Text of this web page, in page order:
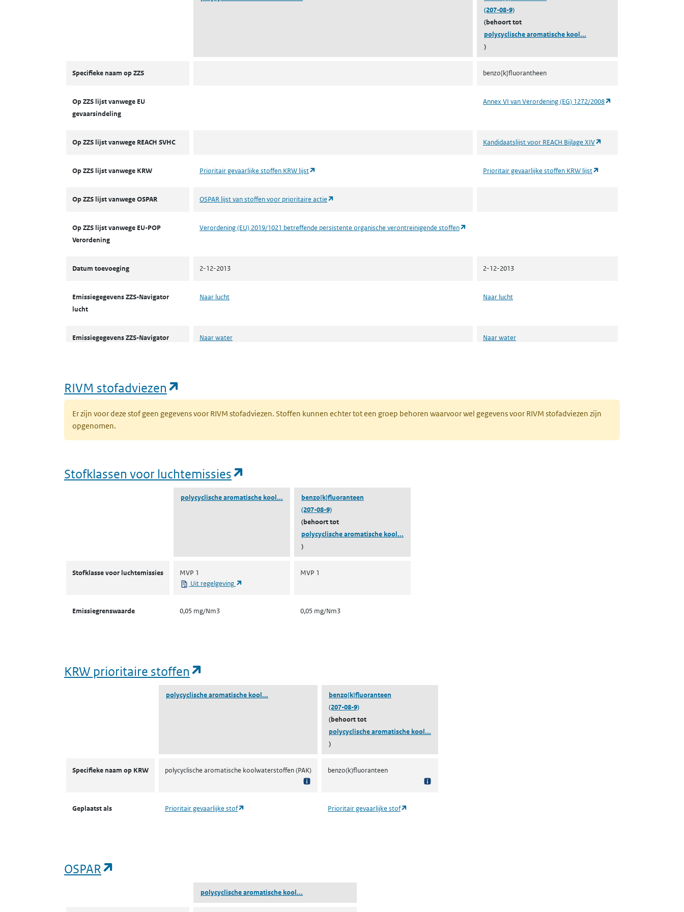
(207-08-9)
(behoort tot
polycyclische aromatische kool...
)
Specifieke naam op ZZS benzo[k]fluorantheen
Op ZZS lijst vanwege EU
gevaarsindeling
Annex VI van Verordening (EG) 1272/2008
Op ZZS lijst vanwege REACH SVHC Kandidaatslijst voor REACH Bijlage XIV
Op ZZS lijst vanwege KRW Prioritair gevaarlijke stoffen KRW lijst Prioritair gevaarlijke stoffen KRW lijst
Op ZZS lijst vanwege OSPAR OSPAR lijst van stoffen voor prioritaire actie
Op ZZS lijst vanwege EU-POP
Verordening
Verordening (EU) 2019/1021 betreffende persistente organische verontreinigende stoffen
Datum toevoeging 2-12-2013 2-12-2013
Emissiegegevens ZZS-Navigator
lucht
Naar lucht Naar lucht
Emissiegegevens ZZS-Navigator
Naar water Naar water
RIVM stofadviezen
Er zijn voor deze stof geen gegevens voor RIVM stofadviezen. Stoffen kunnen echter tot een groep behoren waarvoor wel gegevens voor RIVM stofadviezen zijn
opgenomen.
Stofklassen voor luchtemissies
polycyclische aromatische kool... (polycyclische aromatische koolwaterstoffen)
benzo[k]fluoranteen
(207-08-9)
(behoort tot
polycyclische aromatische kool...
)
Stofklasse voor luchtemissies
MVP 1
Uit regelgeving
MVP 1
Emissiegrenswaarde 0,05 mg/Nm3 0,05 mg/Nm3
KRW prioritaire stoffen
polycyclische aromatische kool... (polycyclische aromatische koolwaterstoffen)
benzo[k]fluoranteen
(207-08-9)
(behoort tot
polycyclische aromatische kool...
)
Specifieke naam op KRW polycyclische aromatische koolwaterstoffen (PAK) benzo(k)fluoranteen
Geplaatst als Prioritair gevaarlijke stof Prioritair gevaarlijke stof
OSPAR
polycyclische aromatische kool...